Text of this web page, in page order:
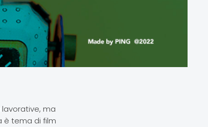
ma
è tema di film